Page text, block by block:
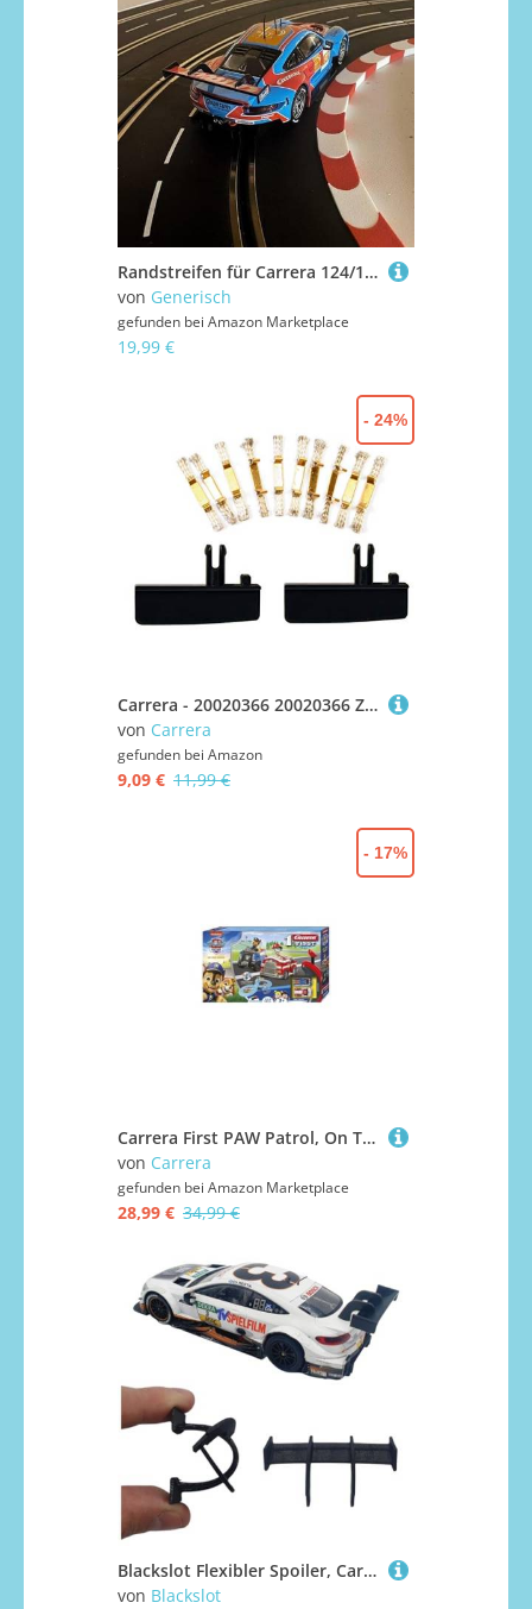
Randstreifen für Carrera 124/132 Slottrack Begrenzungen Curbs Deko (1m)
von Generisch
gefunden bei Amazon Marketplace
19,99 €
Carrera - 20020366 20020366 Zubehör Digital 132/124-2 Leitkiele und 8 Doppelschleifer, ‎6 x 1 x 15.5 cm
von Carrera
gefunden bei Amazon
9,09 € 11,99 €
- 24%
Carrera First PAW Patrol, On The Track – Spielbahn mit Chase & Marshall, kindgerechte Handregler, 2,4 Meter Strecke & interaktive Elemente – Für kleinen Rennspaß und Abenteuer
von Carrera
gefunden bei Amazon Marketplace
28,99 € 34,99 €
- 17%
Blackslot Flexibler Spoiler, Carrera Zubehör für 124 Mercedes C63 AMG DTM, Carrera Bahn Zubehör, Tuning Kleinteil Ersatzteil
von Blackslot